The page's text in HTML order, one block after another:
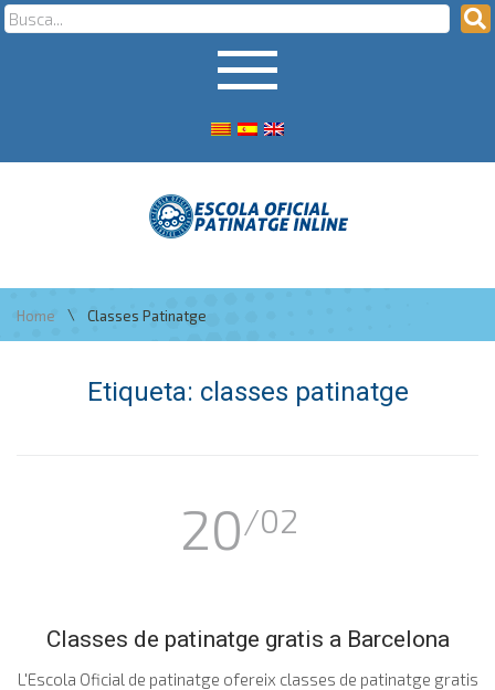
Home \ Classes Patinatge
Etiqueta: classes patinatge
20/02
Classes de patinatge gratis a Barcelona
L'Escola Oficial de patinatge ofereix classes de patinatge gratis